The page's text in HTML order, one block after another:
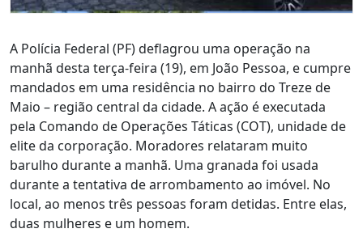
A Polícia Federal (PF) deflagrou uma operação na
manhã desta terça-feira (19), em João Pessoa, e cumpre
mandados em uma residência no bairro do Treze de
Maio – região central da cidade. A ação é executada
pela Comando de Operações Táticas (COT), unidade de
elite da corporação. Moradores relataram muito
barulho durante a manhã. Uma granada foi usada
durante a tentativa de arrombamento ao imóvel. No
local, ao menos três pessoas foram detidas. Entre elas,
duas mulheres e um homem.